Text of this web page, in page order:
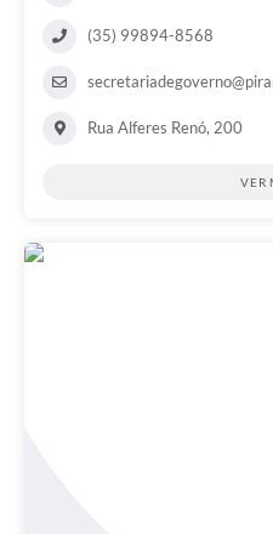
(35) 99894-8568
Rua Alferes Renó, 200
VER